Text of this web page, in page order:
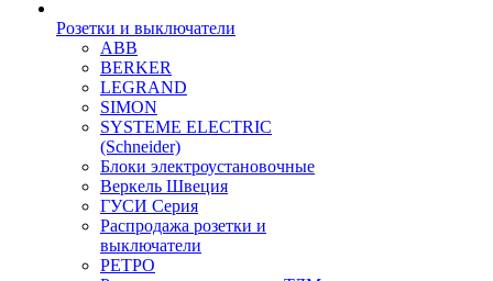
Розетки и выключатели
ABB
BERKER
LEGRAND
SIMON
SYSTEME ELECTRIC
(Schneider)
Блоки электроустановочные
Веркель Швеция
ГУСИ Серия
Распродажа розетки и
выключатели
РЕТРО